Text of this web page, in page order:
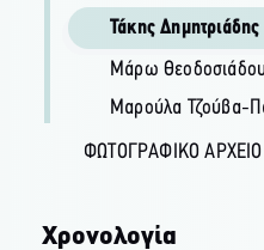
Τάκης Δημητριάδης
Μάρω
Μαρούλα Τζούβα-
ΦΩΤΟΓΡΑΦΙΚΌ ΑΡΧΕΊΟ
Χρονολογία